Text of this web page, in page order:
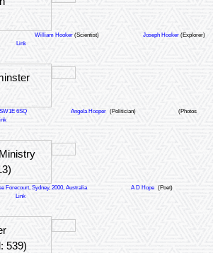
William Hooker (Scientist) Joseph Hooker (Explorer)
Link
6SQ Angela Hooper (Politician)
(Photos
Forecourt, Sydney, 2000, Australia A D Hope (Poet)
Link